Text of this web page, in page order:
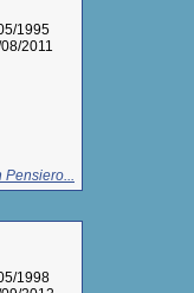
1995
2011
Pensiero...
1998